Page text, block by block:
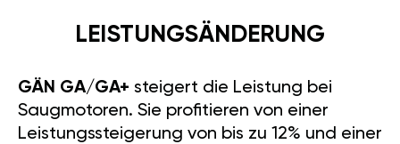
LEISTUNGSÄNDERUNG
GÄN GA/GA+ steigert die Leistung bei
Saugmotoren. Sie profitieren von einer
Leistungssteigerung von bis zu 12% und einer